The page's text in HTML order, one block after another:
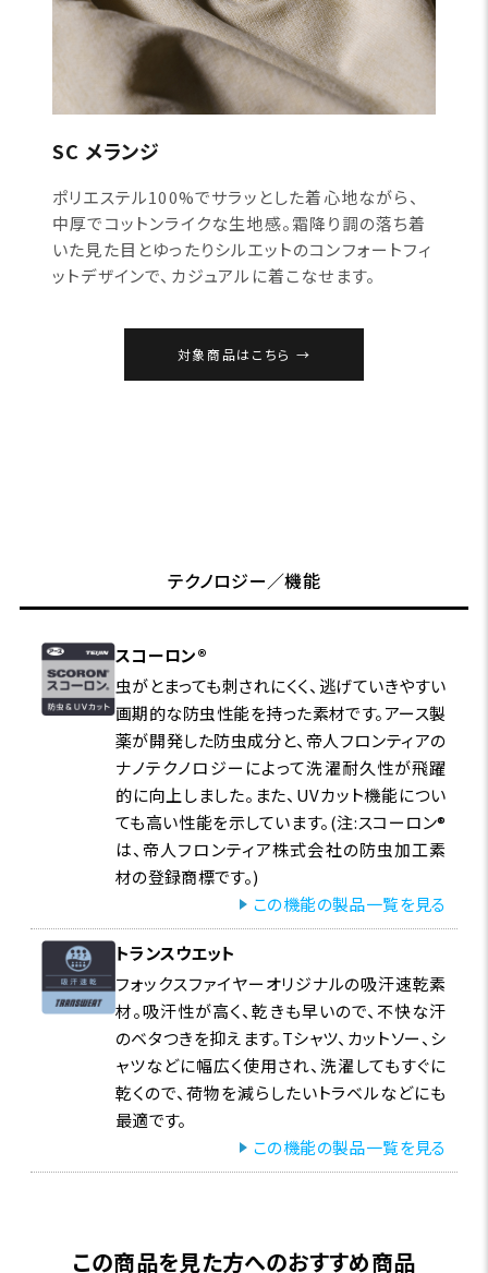
SC メランジ
ポリエステル100%でサラッとした着心地ながら、
中厚でコットンライクな生地感。霜降り調の落ち着
いた見た目とゆったりシルエットのコンフォートフィ
ットデザインで、カジュアルに着こなせます。
対象商品はこちら
テクノロジー／機能
スコーロン®
虫がとまっても刺されにくく、逃げていきやすい
画期的な防虫性能を持った素材です。アース製
薬が開発した防虫成分と、帝人フロンティアの
ナノテクノロジーによって洗濯耐久性が飛躍
的に向上しました。また、UVカット機能につい
ても高い性能を示しています。(注:スコーロン®
は、帝人フロンティア株式会社の防虫加工素
材の登録商標です。)
この機能の製品一覧を見る
トランスウエット
フォックスファイヤーオリジナルの吸汗速乾素
材。吸汗性が高く、乾きも早いので、不快な汗
のベタつきを抑えます。Tシャツ、カットソー、シ
ャツなどに幅広く使用され、洗濯してもすぐに
乾くので、荷物を減らしたいトラベルなどにも
最適です。
この機能の製品一覧を見る
この商品を見た方へのおすすめ商品